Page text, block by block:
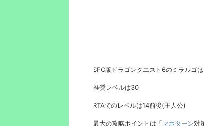
SFC版ドラゴンクエスト6のミラルゴは
推奨レベルは30
RTAでのレベルは14前後(主人公)
最大の攻略ポイントは「マホターン対